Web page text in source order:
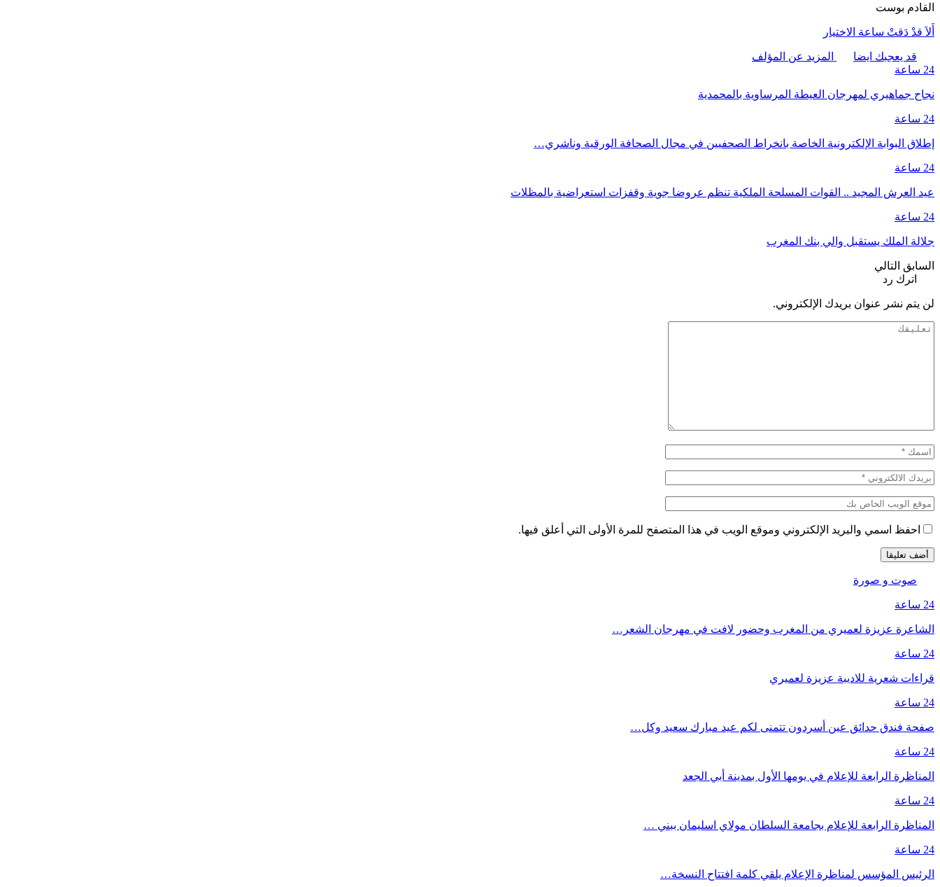
القادم بوست
أَلاَ قدْ دَقتْ ساعة الاختيار
قد يعجبك ايضا
المزيد عن المؤلف
24 ساعة
نجاح جماهيري لمهرجان العيطة المرساوية بالمحمدية
24 ساعة
إطلاق البوابة الإلكترونية الخاصة بانخراط الصحفيين في مجال الصحافة الورقية وناشري…
24 ساعة
عيد العرش المجيد .. القوات المسلحة الملكية تنظم عروضا جوية وقفزات استعراضية بالمظلات
24 ساعة
جلالة الملك يستقبل والي بنك المغرب
السابق التالي
اترك رد
لن يتم نشر عنوان بريدك الإلكتروني.
احفظ اسمي والبريد الإلكتروني وموقع الويب في هذا المتصفح للمرة الأولى التي أعلق فيها.
صوت و صورة
24 ساعة
الشاعرة عزيزة لعميري من المغرب وحضور لافت في مهرجان الشعر…
24 ساعة
قراءات شعرية للاديبة عزيزة لعميري
24 ساعة
صفحة فندق حدائق عين أسردون تتمنى لكم عيد مبارك سعيد وكل…
24 ساعة
المناظرة الرابعة للإعلام في يومها الأول بمدينة أبي الجعد
24 ساعة
المناظرة الرابعة للإعلام بجامعة السلطان مولاي اسليمان ببني …
24 ساعة
الرئيس المؤسس لمناظرة الإعلام يلقي كلمة افتتاح النسخة…